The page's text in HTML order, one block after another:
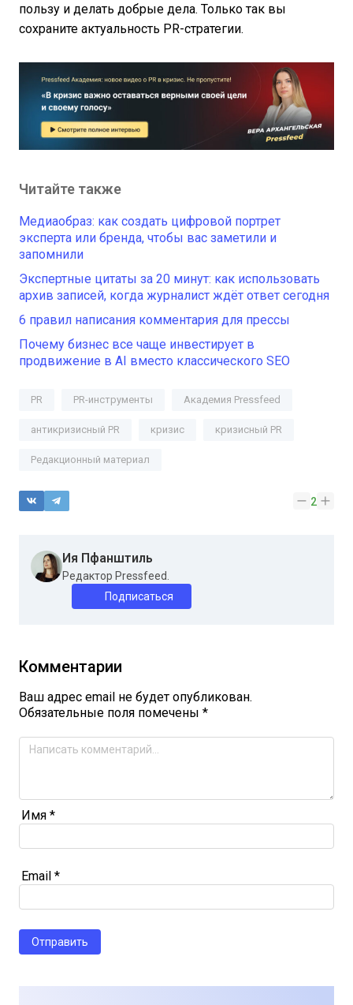
пользу и делать добрые дела. Только так вы
сохраните актуальность PR-стратегии.
Читайте также
Медиаобраз: как создать цифровой портрет
эксперта или бренда, чтобы вас заметили и
запомнили
Экспертные цитаты за 20 минут: как использовать
архив записей, когда журналист ждёт ответ сегодня
6 правил написания комментария для прессы
Почему бизнес все чаще инвестирует в
продвижение в AI вместо классического SEO
PR PR-инструменты Академия Pressfeed
антикризисный PR кризис кризисный PR
Редакционный материал
2
Ия Пфанштиль
Редактор Pressfeed.
Подписаться
Комментарии
Ваш адрес email не будет опубликован.
Обязательные поля помечены *
Имя *
Email *